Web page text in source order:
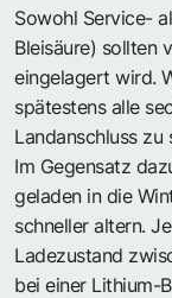
Sowohl Service-
Bleisäure) sollten
eingelagert wird.
spätestens alle
Landanschluss zu
Im Gegensatz
geladen in die
schneller altern.
Ladezustand
bei einer Lithium-